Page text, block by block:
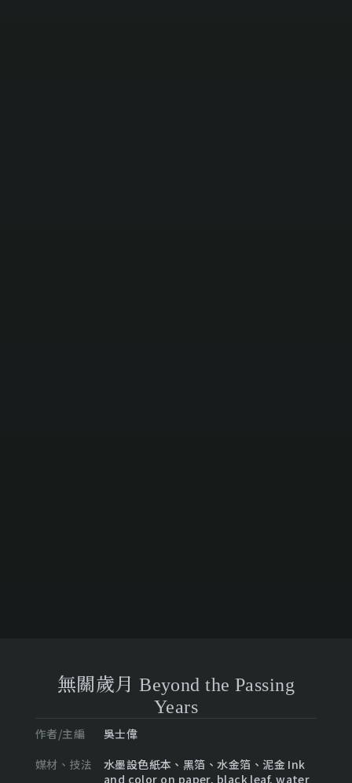
無關歲月 Beyond the Passing
Years
作者/主編
吳士偉
媒材、技法
水墨設色紙本、黑箔、水金箔、泥金 Ink
and color on paper, black leaf, water